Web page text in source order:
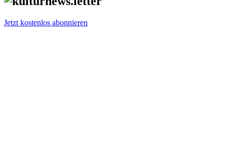
Jetzt kostenlos abonnieren